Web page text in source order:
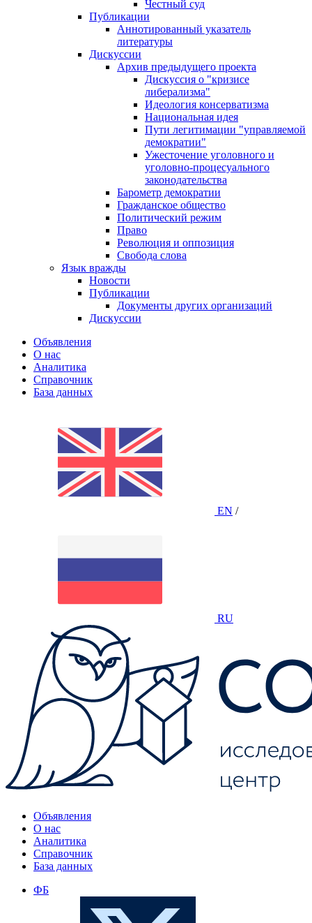
Честный суд
Публикации
Аннотированный указатель
литературы
Дискуссии
Архив предыдущего проекта
Дискуссия о "кризисе
либерализма"
Идеология консерватизма
Национальная идея
Пути легитимации "управляемой
демократии"
Ужесточение уголовного и
уголовно-процесуального
законодательства
Барометр демократии
Гражданское общество
Политический режим
Право
Революция и оппозиция
Свобода слова
Язык вражды
Новости
Публикации
Документы других организаций
Дискуссии
Объявления
О нас
Аналитика
Справочник
База данных
EN /
RU
Объявления
О нас
Аналитика
Справочник
База данных
ФБ